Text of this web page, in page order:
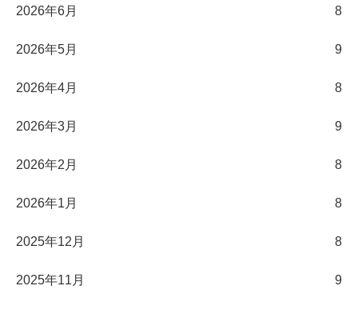
2026年6月 8
2026年5月 9
2026年4月 8
2026年3月 9
2026年2月 8
2026年1月 8
2025年12月 8
2025年11月 9